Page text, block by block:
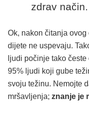
zdrav način.
Ok, nakon čitanja
dijete ne uspevaju.
ljudi počinje tako
95% ljudi koji gube
svoju težinu. Nemojte
mršavljenja; znanje je